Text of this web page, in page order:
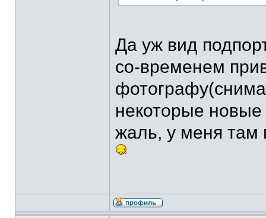
Да уж вид
со-временем
некоторые новые
жаль, у меня там